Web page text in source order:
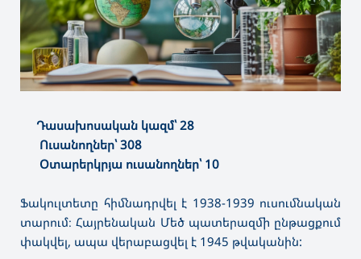
Դասախոսական կազմ՝ 28
Ուսանողներ՝ 308
Օտարերկրյա ուսանողներ՝ 10
Ֆակուլտետը հիմնադրվել է 1938-1939 ուսումնական
տարում։ Հայրենական Մեծ պատերազմի ընթացքում
փակվել, ապա վերաբացվել է 1945 թվականին: